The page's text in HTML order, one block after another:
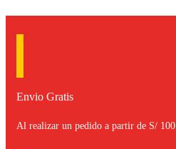
Envio Gratis
Al realizar un pedido a partir de S/ 100